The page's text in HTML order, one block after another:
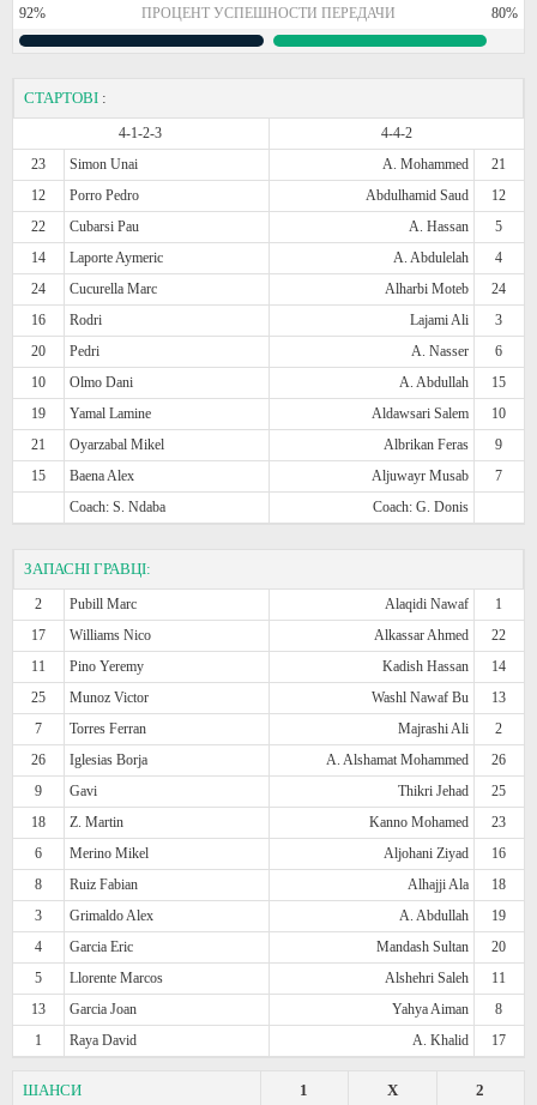
92% ПРОЦЕНТ УСПЕШНОСТИ ПЕРЕДАЧИ 80%
СТАРТОВІ :
4-1-2-3
4-4-2
23
Simon Unai A. Mohammed
21
12
Porro Pedro Abdulhamid Saud
12
22
Cubarsi Pau A. Hassan
5
14
Laporte Aymeric A. Abdulelah
4
24
Cucurella Marc Alharbi Moteb
24
16
Rodri Lajami Ali
3
20
Pedri A. Nasser
6
10
Olmo Dani A. Abdullah
15
19
Yamal Lamine Aldawsari Salem
10
21
Oyarzabal Mikel Albrikan Feras
9
15
Baena Alex Aljuwayr Musab
7
Coach: S. Ndaba
Coach: G. Donis
ЗАПАСНІ ГРАВЦІ:
2 Pubill Marc Alaqidi Nawaf
1
17
Williams Nico Alkassar Ahmed
22
11
Pino Yeremy Kadish Hassan
14
25
Munoz Victor Washl Nawaf Bu
13
7
Torres Ferran Majrashi Ali
2
26
Iglesias Borja A. Alshamat Mohammed
26
9
Gavi Thikri Jehad
25
18
Z. Martin Kanno Mohamed
23
6
Merino Mikel Aljohani Ziyad
16
8
Ruiz Fabian Alhajji Ala
18
3
Grimaldo Alex A. Abdullah
19
4
Garcia Eric Mandash Sultan
20
5
Llorente Marcos Alshehri Saleh
11
13
Garcia Joan Yahya Aiman
8
1
Raya David A. Khalid 17
ШАНСИ 2
X
1